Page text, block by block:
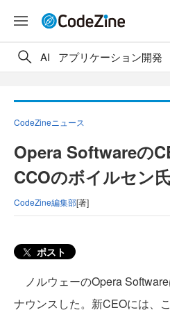
AI アプリケーション開発
CodeZineニュース
Opera Softwareの
CCOのボイルセン
CodeZine編集部[著]
ポスト
ノルウェーのOpera
ナウンスした。新CEOには、